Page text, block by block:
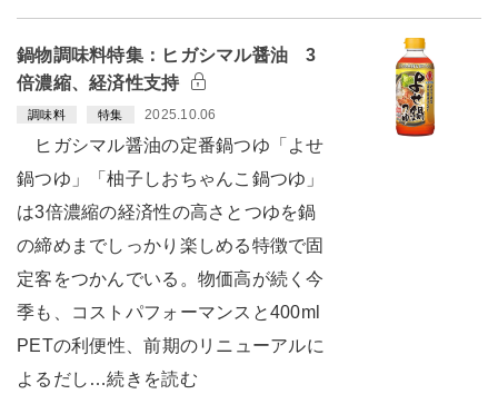
鍋物調味料特集：ヒガシマル醤油 3
倍濃縮、経済性支持
調味料 特集 2025.10.06
ヒガシマル醤油の定番鍋つゆ「よせ
鍋つゆ」「柚子しおちゃんこ鍋つゆ」
は3倍濃縮の経済性の高さとつゆを鍋
の締めまでしっかり楽しめる特徴で固
定客をつかんでいる。物価高が続く今
季も、コストパフォーマンスと400ml
PETの利便性、前期のリニューアルに
よるだし…続きを読む